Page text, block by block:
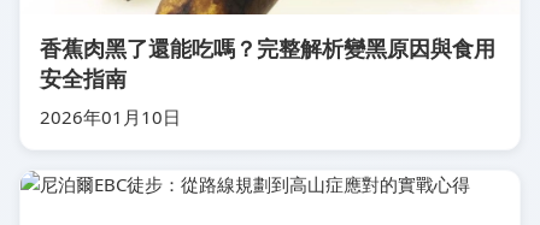
香蕉肉黑了還能吃嗎？完整解析變黑原因與食用
安全指南
2026年01月10日